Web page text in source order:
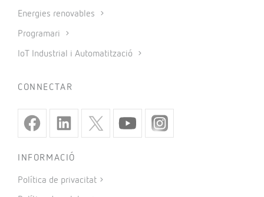
Energies renovables
Programari
IoT Industrial i Automatització
CONNECTAR
INFORMACIÓ
Política de privacitat